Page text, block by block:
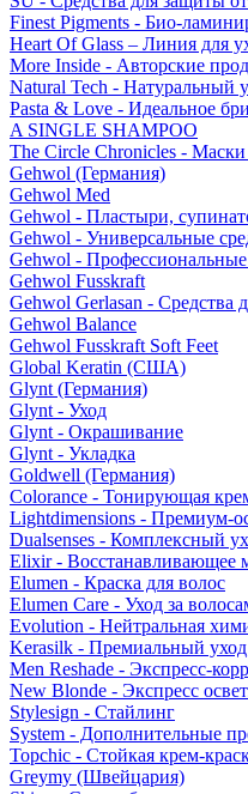
Finest Pigments - Био-
Heart Of Glass – Линия для
More Inside - Авторские
Natural Tech - Натуральный
Pasta & Love - Идеальное
A SINGLE SHAMPOO
The Circle Chronicles -
Gehwol (Германия)
Gehwol Med
Gehwol - Пластыри,
Gehwol - Универсальные
Gehwol -
Gehwol Fusskraft
Gehwol Gerlasan - Средства
Gehwol Balance
Gehwol Fusskraft Soft Feet
Global Keratin (США)
Glynt (Германия)
Glynt - Уход
Glynt - Окрашивание
Glynt - Укладка
Goldwell (Германия)
Colorance - Тонирующая
Lightdimensions - Премиум-
Dualsenses - Комплексный
Elixir - Восстанавливающее
Elumen - Краска для волос
Elumen Care - Уход за
Evolution - Нейтральная
Kerasilk - Премиальный уход
Men Reshade - Экспресс-
New Blonde - Экспресс
Stylesign - Стайлинг
System - Дополнительные
Topchic - Стойкая крем-
Greymy (Швейцария)